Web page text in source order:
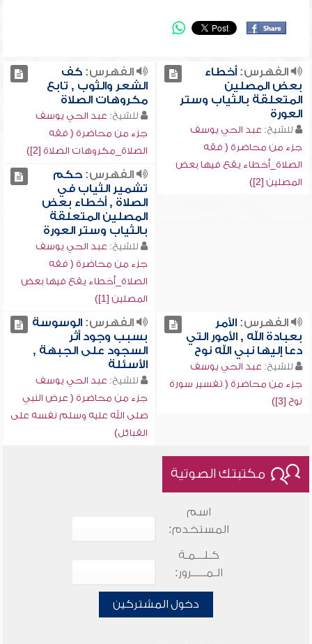
الفهرس:أخطاء
بعض المصلين
المتعلقة بالثياب وستر
العورة
للشيخ: عبد الحي يوسف
جزء من محاضرة ( فقه
الصلاة_أخطاء يقع فيها بعض
المصلين [2])
الفهرس:كف
الشعر والثوب , تابع
مكروهات الصلاة
للشيخ: عبد الحي يوسف
جزء من محاضرة ( فقه
الصلاة_مكروهات الصلاة [2])
الفهرس:حكم
تشمير الثياب في
الصلاة , أخطاء بعض
المصلين المتعلقة
بالثياب وستر العورة
للشيخ: عبد الحي يوسف
جزء من محاضرة ( فقه
الصلاة_أخطاء يقع فيها بعض
المصلين [1])
الفهرس:الأمر
بعبادة الله , الأمور التي
دعا إليها نبي الله نوح
للشيخ: عبد الحي يوسف
جزء من محاضرة ( تفسير سورة
نوح [3])
الفهرس:الوسوسة
بسبب وجود أثر
السجود على الجبهة ,
الأسئلة
للشيخ: عبد الحي يوسف
جزء من محاضرة ( عرض النبي
صلى الله عليه وسلم نفسه على
القبائل)
مكتبتك الصوتية
اسم
المستخدم:
كـلـــمـة
الـمـــــرور:
دخول المشتركين